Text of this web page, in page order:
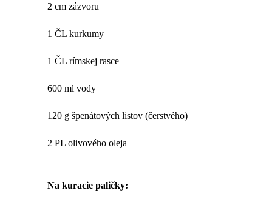
2 cm zázvoru
1 ČL kurkumy
1 ČL rímskej rasce
600 ml vody
120 g špenátových listov (čerstvého)
2 PL olivového oleja
Na kuracie paličky: